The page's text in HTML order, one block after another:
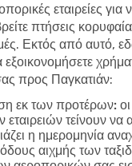
εταιρείες για
πτήσεις
Εκτός από αυτό,
προς Παγκατιάν:
εκ των προτέρων:
τείνουν να
η ημερομηνία
αιχμής των